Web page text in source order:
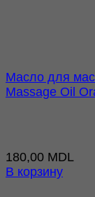
Масло для
Massage Oil
180,00 MDL
В корзину